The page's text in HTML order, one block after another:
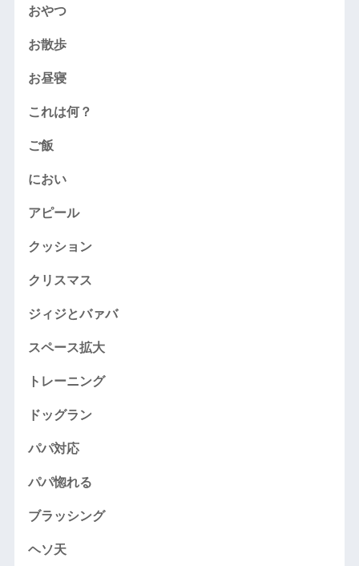
おやつ
お散歩
お昼寝
これは何？
ご飯
におい
アピール
クッション
クリスマス
ジィジとバァバ
スペース拡大
トレーニング
ドッグラン
パパ対応
パパ惚れる
ブラッシング
ヘソ天